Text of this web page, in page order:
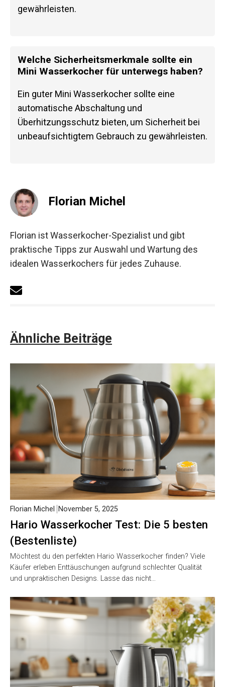
gewährleisten.
Welche Sicherheitsmerkmale sollte ein
Mini Wasserkocher für unterwegs haben?
Ein guter Mini Wasserkocher sollte eine
automatische Abschaltung und
Überhitzungsschutz bieten, um Sicherheit bei
unbeaufsichtigtem Gebrauch zu gewährleisten.
Florian Michel
Florian ist Wasserkocher-Spezialist und gibt
praktische Tipps zur Auswahl und Wartung des
idealen Wasserkochers für jedes Zuhause.
Ähnliche Beiträge
Hario Wasserkocher Test: Die 5 besten
(Bestenliste)
Florian Michel November 5, 2025
Möchtest du den perfekten Hario Wasserkocher finden? Viele
Käufer erleben Enttäuschungen aufgrund schlechter Qualität
und unpraktischen Designs. Lasse das nicht…